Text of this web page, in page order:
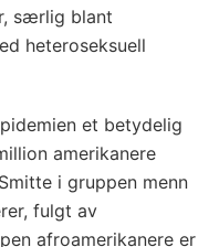
særlig blant
heteroseksuell
et betydelig
amerikanere
i gruppen menn
fulgt av
afroamerikanere er